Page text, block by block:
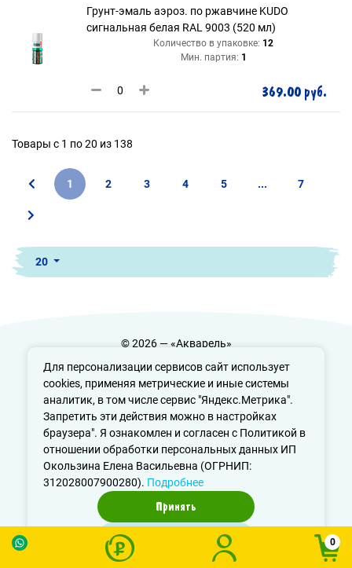
Для персонализации сервисов сайт использует
cookies, применяя метрические и иные системы
аналитик, в том числе сервис "Яндекс.Метрика".
Запретить эти действия можно в настройках
браузера". Я ознакомлен и согласен с Политикой в
отношении обработки персональных данных ИП
Окользина Елена Васильевна (ОГРНИП:
312028007900280). Подробнее
Принять
0
Грунт-эмаль аэроз. по ржавчине KUDO
сигнальная белая RAL 9003 (520 мл)
Количество в упаковке: 12
Мин. партия: 1
369.00 руб.
Товары с 1 по 20 из 138
1 2 3 4 5 ... 7
20
© 2026 — «Акварель»
Политика конфиденциальности